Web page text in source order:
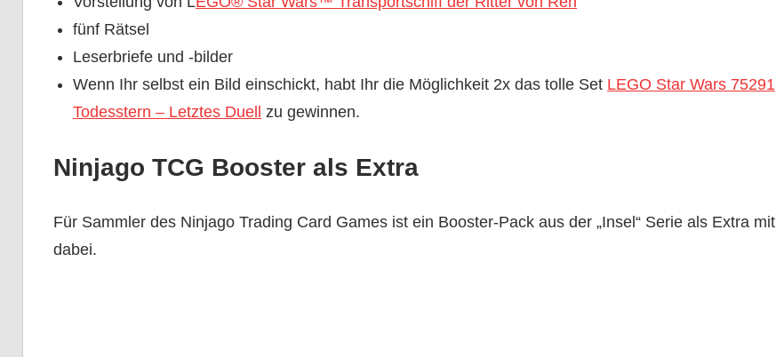
fünf Rätsel
Leserbriefe und -bilder
Wenn Ihr selbst ein Bild einschickt, habt Ihr die Möglichkeit 2x das tolle Set LEGO Star Wars 75291
Todesstern – Letztes Duell
zu gewinnen.
Ninjago TCG Booster als Extra
Für Sammler des Ninjago Trading Card Games ist ein Booster-Pack aus der „Insel“ Serie als Extra mit
dabei.